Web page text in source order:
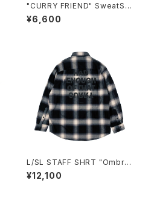
"CURRY FRIEND" SweatShi
rt BLACK
¥6,600
L/SL STAFF SHRT "Ombre
Check"
¥12,100